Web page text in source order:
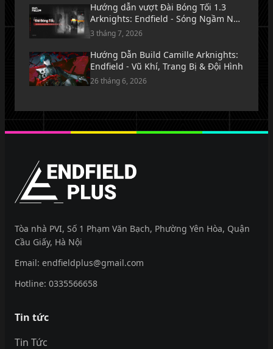
Hướng dẫn vượt Đài Bóng Tối 1.3
Arknights: Endfield - Sóng Ngầm Nơi
Biển Lặng Tăm Tối
3 tháng 7, 2026
Hướng Dẫn Build Camille Arknights:
Endfield - Vũ Khí, Trang Bị & Đội Hình
26 tháng 6, 2026
EndfieldPlus
Tòa nhà PVI, Số 1 Phạm Văn Bạch, Phường Yên Hòa, Quận
Cầu Giấy, Hà Nội
Email: endfieldplus@gmail.com
Hotline: 0335566658
Tin tức
Tin Tức